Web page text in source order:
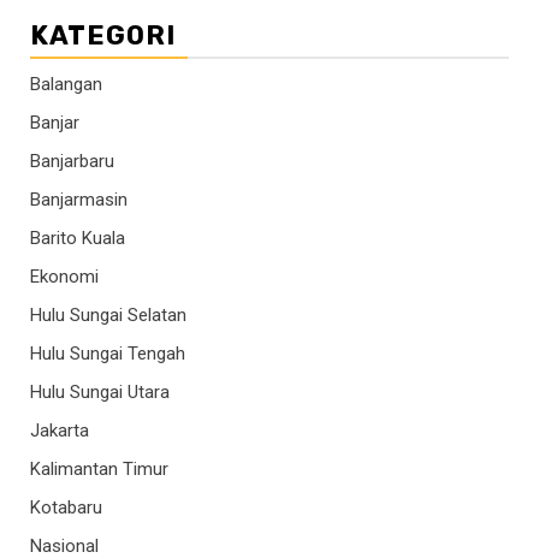
KATEGORI
Balangan
Banjar
Banjarbaru
Banjarmasin
Barito Kuala
Ekonomi
Hulu Sungai Selatan
Hulu Sungai Tengah
Hulu Sungai Utara
Jakarta
Kalimantan Timur
Kotabaru
Nasional